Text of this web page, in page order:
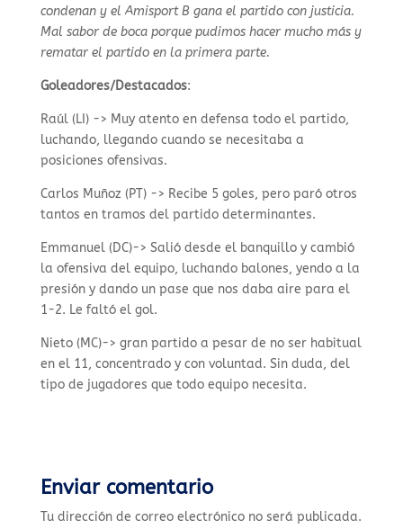
condenan y el Amisport B gana el partido con justicia.
Mal sabor de boca porque pudimos hacer mucho más y
rematar el partido en la primera parte.
Goleadores/Destacados:
Raúl (LI) -> Muy atento en defensa todo el partido,
luchando, llegando cuando se necesitaba a
posiciones ofensivas.
Carlos Muñoz (PT) -> Recibe 5 goles, pero paró otros
tantos en tramos del partido determinantes.
Emmanuel (DC)-> Salió desde el banquillo y cambió
la ofensiva del equipo, luchando balones, yendo a la
presión y dando un pase que nos daba aire para el
1-2. Le faltó el gol.
Nieto (MC)-> gran partido a pesar de no ser habitual
en el 11, concentrado y con voluntad. Sin duda, del
tipo de jugadores que todo equipo necesita.
Enviar comentario
Tu dirección de correo electrónico no será publicada.